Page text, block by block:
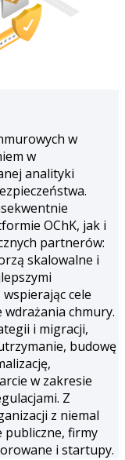
w
w
analityki
OChK, jak i
partnerów:
skalowalne i
cele
chmury.
i migracji,
budowę
w zakresie
Z
z niemal
publiczne, firmy
i startupy.